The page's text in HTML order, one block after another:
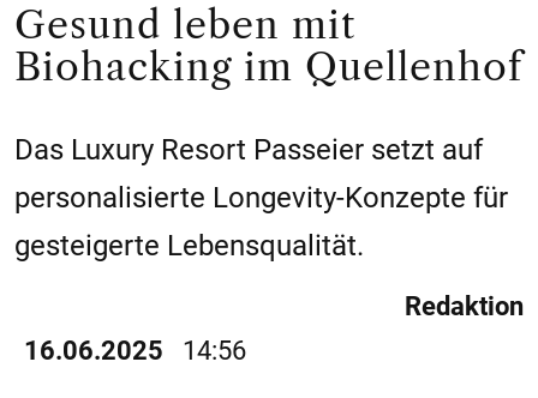
Gesund leben mit
Biohacking im Quellenhof
Das Luxury Resort Passeier setzt auf
personalisierte Longevity-Konzepte für
gesteigerte Lebensqualität.
16.06.2025 14:56
Redaktion